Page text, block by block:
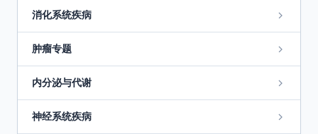
消化系统疾病
肿瘤专题
内分泌与代谢
神经系统疾病